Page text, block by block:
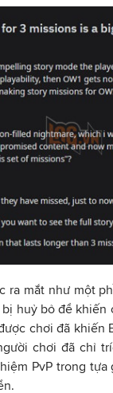
ra mắt như một
huỷ bỏ để khiến
chơi đã khiến
chơi đã chỉ
PvP trong